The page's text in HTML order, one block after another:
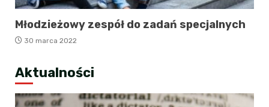
Młodzieżowy zespół do zadań specjalnych
30 marca 2022
Aktualności